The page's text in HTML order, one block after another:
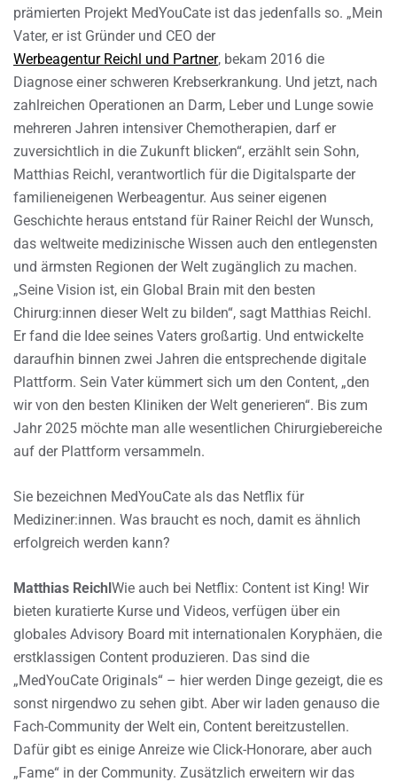
prämierten Projekt MedYouCate ist das jedenfalls so. „Mein
Vater, er ist Gründer und CEO der
Werbeagentur Reichl und Partner, bekam 2016 die
Diagnose einer schweren Krebserkrankung. Und jetzt, nach
zahlreichen Operationen an Darm, Leber und Lunge sowie
mehreren Jahren intensiver Chemotherapien, darf er
zuversichtlich in die Zukunft blicken“, erzählt sein Sohn,
Matthias Reichl, verantwortlich für die Digitalsparte der
familieneigenen Werbeagentur. Aus seiner eigenen
Geschichte heraus entstand für Rainer Reichl der Wunsch,
das weltweite medizinische Wissen auch den entlegensten
und ärmsten Regionen der Welt zugänglich zu machen.
„Seine Vision ist, ein Global Brain mit den besten
Chirurg:innen dieser Welt zu bilden“, sagt Matthias Reichl.
Er fand die Idee seines Vaters großartig. Und entwickelte
daraufhin binnen zwei Jahren die entsprechende digitale
Plattform. Sein Vater kümmert sich um den Content, „den
wir von den besten Kliniken der Welt generieren“. Bis zum
Jahr 2025 möchte man alle wesentlichen Chirurgiebereiche
auf der Plattform versammeln.
Sie bezeichnen MedYouCate als das Netflix für
Mediziner:innen. Was braucht es noch, damit es ähnlich
erfolgreich werden kann?
Matthias ReichlWie auch bei Netflix: Content ist King! Wir
bieten kuratierte Kurse und Videos, verfügen über ein
globales Advisory Board mit internationalen Koryphäen, die
erstklassigen Content produzieren. Das sind die
„MedYouCate Originals“ – hier werden Dinge gezeigt, die es
sonst nirgendwo zu sehen gibt. Aber wir laden genauso die
Fach-Community der Welt ein, Content bereitzustellen.
Dafür gibt es einige Anreize wie Click-Honorare, aber auch
„Fame“ in der Community. Zusätzlich erweitern wir das